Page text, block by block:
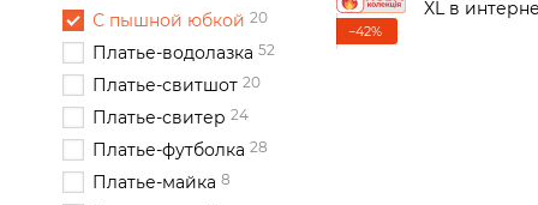
−42%
С пышной юбкой 20
Платье-водолазка 52
Платье-свитшот 20
Платье-свитер 24
Платье-футболка 28
Платье-майка 8